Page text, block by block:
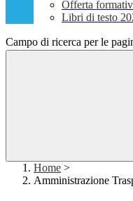
Offerta
Libri di testo
Campo di ricerca per le
Home >
Amministrazione